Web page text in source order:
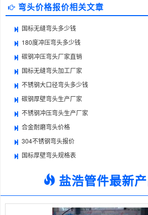
弯头价格报价相关文章
国标无缝弯头多少钱
180度冲压弯头多少钱
碳钢冲压弯头厂家直销
国标无缝弯头加工厂家
不锈钢大口径弯头多少钱
碳钢厚壁弯头生产厂家
不锈钢冲压弯头生产厂家
合金耐磨弯头价格
304不锈钢弯头报价
国标厚壁弯头规格表
盐浩管件最新